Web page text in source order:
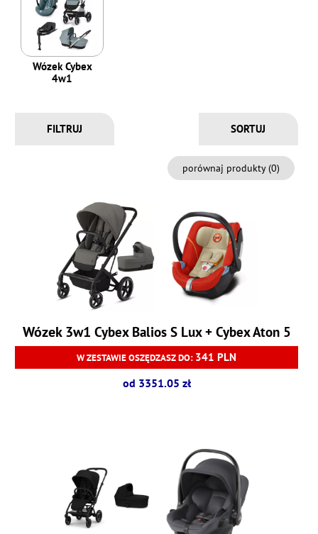
Wózek Cybex
4w1
FILTRUJ
porównaj produkty (0)
Wózek 3w1 Cybex Balios S Lux + Cybex Aton 5
W ZESTAWIE OSZĘDZASZ DO: 341 PLN
od 3351.05 zł